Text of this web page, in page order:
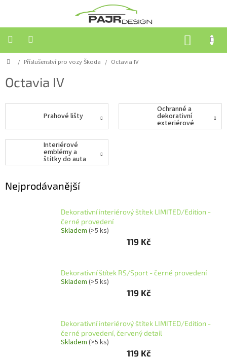
Příslušenství
vozy
Škoda
boxy
Akční
zboží
Domů
/ Příslušenství pro vozy Škoda / Octavia IV
Octavia IV
Prahové lišty
Ochranné a
dekorativní
exteriérové
lišty
Interiérové
emblémy a
štítky do auta
Nejprodávanější
Dekorativní interiérový štítek LIMITED/Edition -
černé provedení
Skladem (>5 ks)
119 Kč
Dekorativní štítek RS/Sport - černé provedení
Skladem (>5 ks)
119 Kč
Dekorativní interiérový štítek LIMITED/Edition -
černé provedení, červený detail
Skladem (>5 ks)
119 Kč